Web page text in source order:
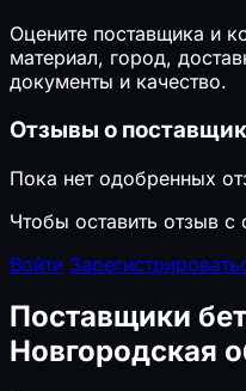
Оцените поставщика и
материал, город,
документы и качество.
Отзывы о
Пока нет одобренных
Чтобы оставить отзыв с
Войти
Поставщики
Новгородская